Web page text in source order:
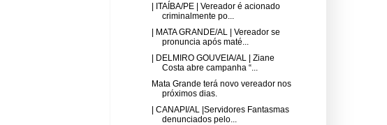
| ITAÍBA/PE | Vereador é acionado
criminalmente po...
| MATA GRANDE/AL | Vereador se
pronuncia após maté...
| DELMIRO GOUVEIA/AL | Ziane
Costa abre campanha “...
Mata Grande terá novo vereador nos
próximos dias.
| CANAPI/AL |Servidores Fantasmas
denunciados pelo...